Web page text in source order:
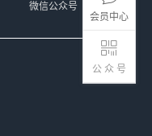
会员中心
公 众 号
微信公众号